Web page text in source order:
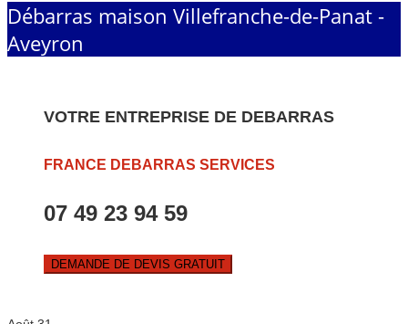
Débarras maison Villefranche-de-Panat -
Aveyron
VOTRE ENTREPRISE DE DEBARRAS
FRANCE DEBARRAS SERVICES
07 49 23 94 59
DEMANDE DE DEVIS GRATUIT